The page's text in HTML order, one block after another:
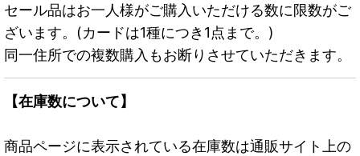
セール品はお一人様がご購入いただける数に限数がご
ざいます。(カードは1種につき1点まで。)
同一住所での複数購入もお断りさせていただきます。
【在庫数について】
商品ページに表示されている在庫数は通販サイト上の